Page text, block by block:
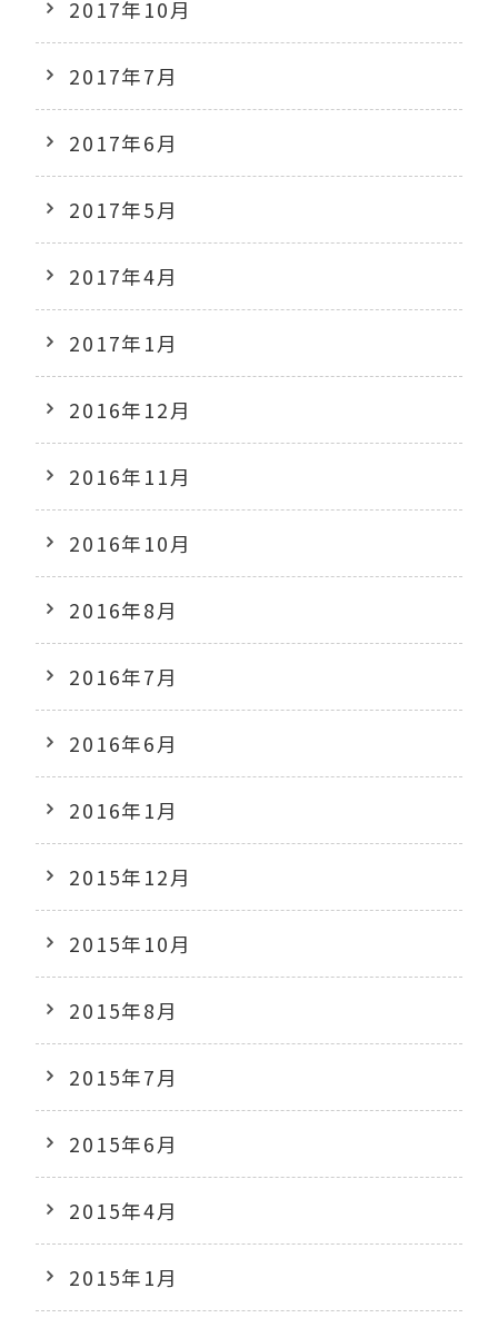
2017年10月
2017年7月
2017年6月
2017年5月
2017年4月
2017年1月
2016年12月
2016年11月
2016年10月
2016年8月
2016年7月
2016年6月
2016年1月
2015年12月
2015年10月
2015年8月
2015年7月
2015年6月
2015年4月
2015年1月